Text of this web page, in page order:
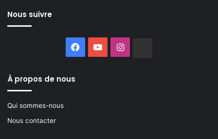
Nous suivre
Facebook
YouTubeInstagram
À propos de nous
Qui sommes-nous
Nous contacter